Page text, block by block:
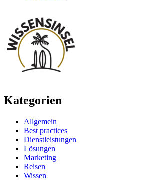
Kategorien
Allgemein
Best practices
Dienstleistungen
Lösungen
Marketing
Reisen
Wissen